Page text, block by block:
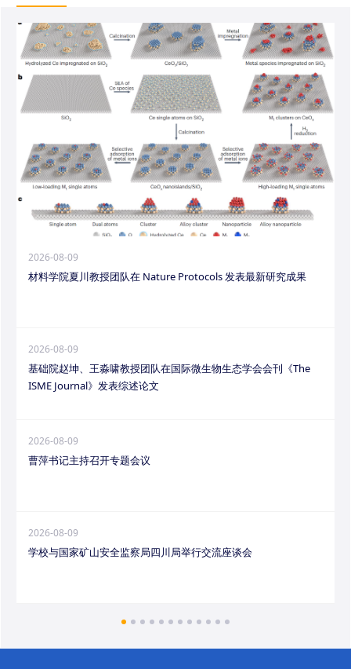
2026-08-09
材料学院夏川教授团队在 Nature Protocols 发表最新研究成果
2026-08-09
基础院赵坤、王淼啸教授团队在国际微生物生态学会会刊《The
ISME Journal》发表综述论文
2026-08-09
曹萍书记主持召开专题会议
2026-08-09
学校与国家矿山安全监察局四川局举行交流座谈会